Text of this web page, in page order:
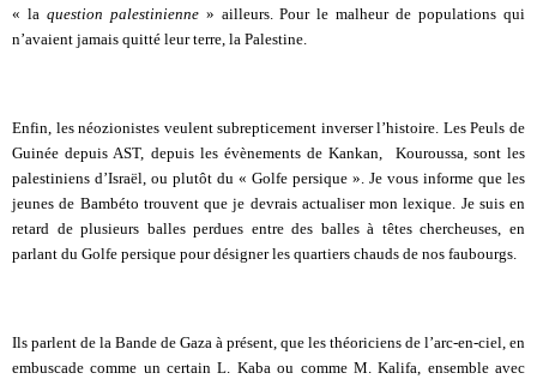
« la question palestinienne» ailleurs. Pour le malheur de populations qui
n’avaient jamais quitté leur terre, la Palestine.
Enfin, les néozionistes veulent subrepticement inverser l’histoire. Les Peuls de
Guinée depuis AST, depuis les évènements de Kankan, Kouroussa, sont les
palestiniens d’Israël, ou plutôt du « Golfe persique ». Je vous informe que les
jeunes de Bambéto trouvent que je devrais actualiser mon lexique. Je suis en
retard de plusieurs balles perdues entre des balles à têtes chercheuses, en
parlant du Golfe persique pour désigner les quartiers chauds de nos faubourgs.
Ils parlent de la Bande de Gaza à présent, que les théoriciens de l’arc-en-ciel, en
embuscade comme un certain L. Kaba ou comme M. Kalifa, ensemble avec